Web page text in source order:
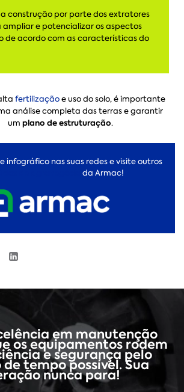
construção por parte dos extratores
ampliar e potencializar os aspectos
de acordo com as características do
fertilizaçãoe uso do solo, é importante
análise completa das terras e garantir
um plano de estruturação.
infográfico nas suas redes e visite outros
da Armac!
em manutenção
os equipamentos rodem
e segurança pelo
tempo possível. Sua
nunca para!